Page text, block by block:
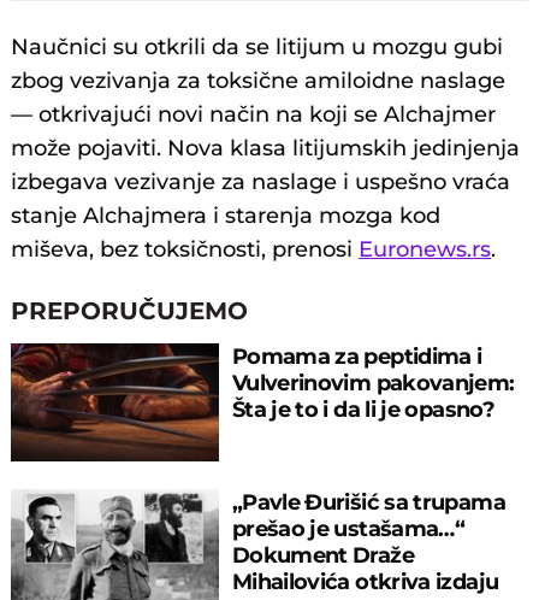
Naučnici su otkrili da se litijum u mozgu gubi
zbog vezivanja za toksične amiloidne naslage
— otkrivajući novi način na koji se Alchajmer
može pojaviti. Nova klasa litijumskih jedinjenja
izbegava vezivanje za naslage i uspešno vraća
stanje Alchajmera i starenja mozga kod
miševa, bez toksičnosti, prenosi Euronews.rs.
PREPORUČUJEMO
Pomama za peptidima i
Vulverinovim pakovanjem:
Šta je to i da li je opasno?
„Pavle Đurišić sa trupama
prešao je ustašama…“
Dokument Draže
Mihailovića otkriva izdaju